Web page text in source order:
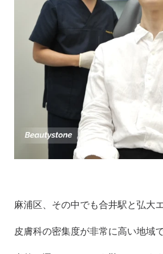
麻浦区、その中でも合井駅と弘大
皮膚科の密集度が非常に高い地域で